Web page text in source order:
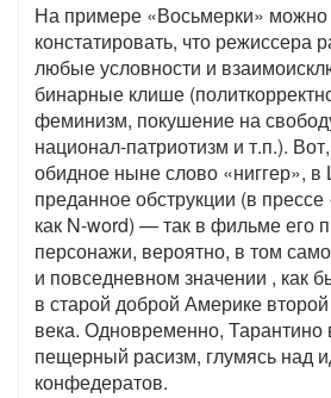
На примере «Восьмерки»
констатировать, что режиссера
любые условности и
бинарные клише
феминизм, покушение на
национал-патриотизм и т.п.).
обидное ныне слово «ниггер», в
преданное обструкции (в прессе
как N-word) — так в фильме его
персонажи, вероятно, в том
и повседневном значении , как
в старой доброй Америке
века. Одновременно, Тарантино
пещерный расизм, глумясь над
конфедератов.